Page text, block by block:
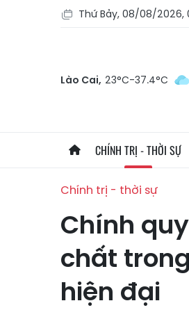
Thứ Bảy, 08/08/2026,
Lào Cai, 23°C-37.4°C
CHÍNH TRỊ - THỜI SỰ
Chính trị - thời sự
Chính
chất
hiện đại